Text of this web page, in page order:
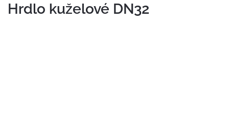
Hrdlo kuželové DN32